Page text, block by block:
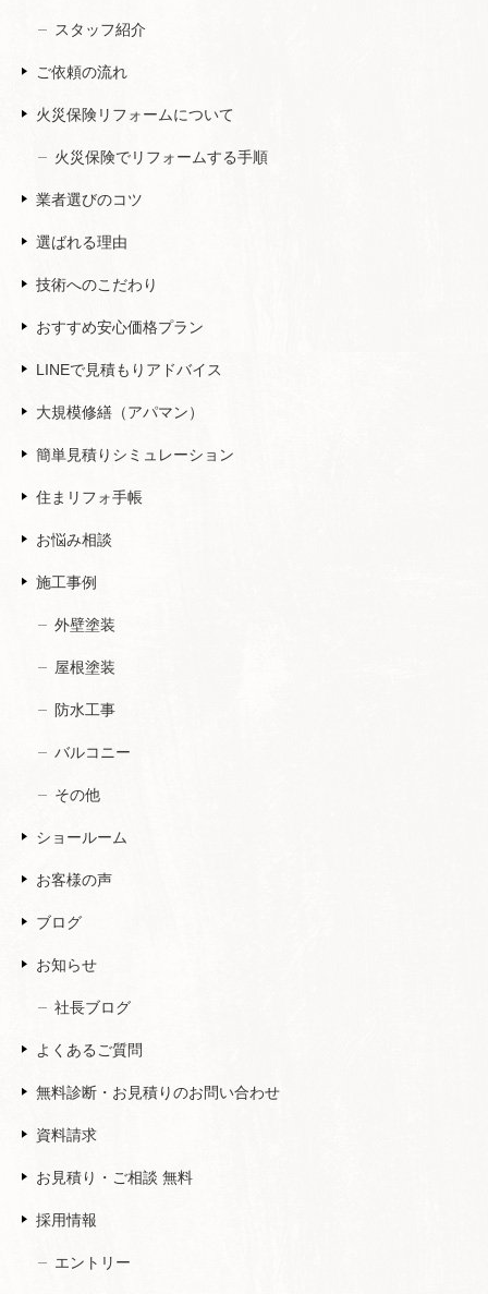
スタッフ紹介
ご依頼の流れ
火災保険リフォームについて
火災保険でリフォームする手順
業者選びのコツ
選ばれる理由
技術へのこだわり
おすすめ安心価格プラン
LINEで見積もりアドバイス
大規模修繕（アパマン）
簡単見積りシミュレーション
住まリフォ手帳
お悩み相談
施工事例
外壁塗装
屋根塗装
防水工事
バルコニー
その他
ショールーム
お客様の声
ブログ
お知らせ
社長ブログ
よくあるご質問
無料診断・お見積りのお問い合わせ
資料請求
お見積り・ご相談 無料
採用情報
エントリー